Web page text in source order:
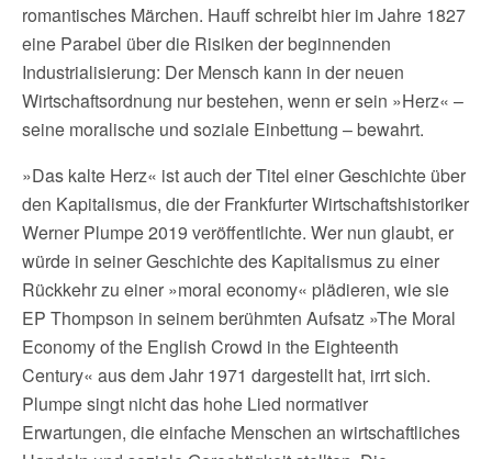
romantisches Märchen. Hauff schreibt hier im Jahre 1827
eine Parabel über die Risiken der beginnenden
Industrialisierung: Der Mensch kann in der neuen
Wirtschaftsordnung nur bestehen, wenn er sein »Herz« –
seine moralische und soziale Einbettung – bewahrt.
»Das kalte Herz« ist auch der Titel einer Geschichte über
den Kapitalismus, die der Frankfurter Wirtschaftshistoriker
Werner Plumpe 2019 veröffentlichte. Wer nun glaubt, er
würde in seiner Geschichte des Kapitalismus zu einer
Rückkehr zu einer »moral economy« plädieren, wie sie
EP Thompson in seinem berühmten Aufsatz »The Moral
Economy of the English Crowd in the Eighteenth
Century« aus dem Jahr 1971 dargestellt hat, irrt sich.
Plumpe singt nicht das hohe Lied normativer
Erwartungen, die einfache Menschen an wirtschaftliches